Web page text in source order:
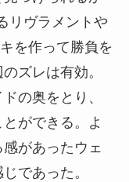
リヴラメントや
を作って勝負を
ズレは有効。
の奥をとり、
ができる。よ
があったウェ
であった。